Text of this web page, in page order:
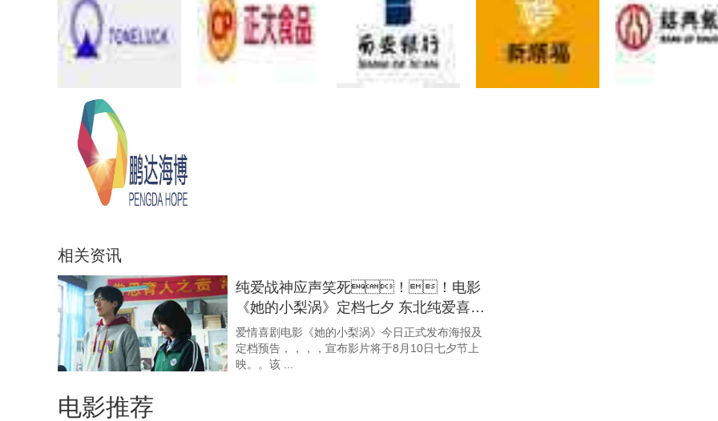
相关资讯
纯爱战神应声笑死！！电影
《她的小梨涡》定档七夕 东北纯爱喜剧
先笑 ...
爱情喜剧电影《她的小梨涡》今日正式发布海报及
定档预告，，，，宣布影片将于8月10日七夕节上
映。。该 ...
电影推荐